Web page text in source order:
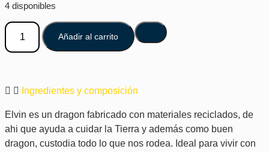
4 disponibles
Añadir al carrito
Ingredientes y composición
Elvin es un dragon fabricado con materiales reciclados, de
ahi que ayuda a cuidar la Tierra y además como buen
dragon, custodia todo lo que nos rodea. Ideal para vivir con